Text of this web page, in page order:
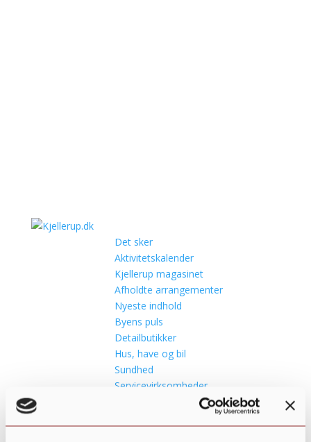
Det sker
Aktivitetskalender
Kjellerup magasinet
Afholdte arrangementer
Nyeste indhold
Byens puls
Detailbutikker
Hus, have og bil
Sundhed
Servicevirksomheder
Restauranter og takeaway